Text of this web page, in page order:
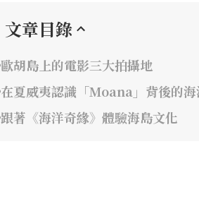
文章目錄
歐胡島上的電影三大拍攝地
在夏威夷認識「Moana」背後的海
跟著《海洋奇緣》體驗海島文化